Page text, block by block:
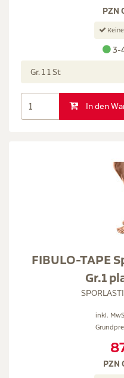
PZN
3-
Gr. 1 1 St
In den
FIBULO-TAPE
Gr.1
inkl.
PZN